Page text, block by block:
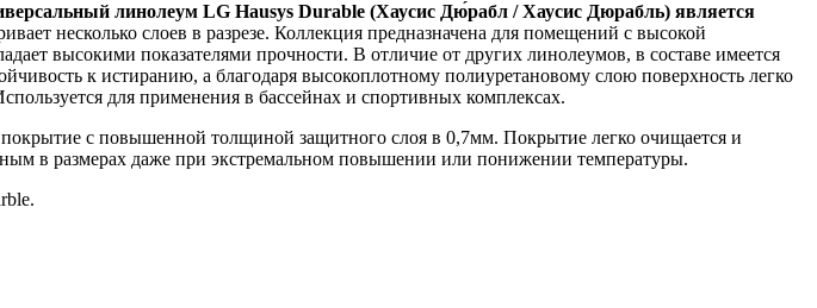
линолеум LG Hausys Durable (Хаусис Дю́рабл /Хаусис Дюрабль) является
несколько слоев в разрезе. Коллекция предназначена для помещений с высокой
высокими показателями прочности. В отличие от других линолеумов, в составе имеется
к истиранию, а благодаря высокоплотному полиуретановому слою поверхность легко
для применения в бассейнах и спортивных комплексах.
с повышенной толщиной защитного слоя в 0,7мм. Покрытие легко очищается и
в размерах даже при экстремальном повышении или понижении температуры.